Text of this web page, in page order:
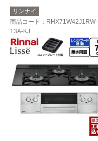
リンナイ
商品コード ：RHX71W42J1RW-
13A-KJ